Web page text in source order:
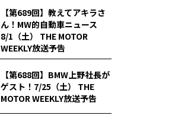
【第689回】教えてアキラさ
ん！MW的自動車ニュース
8/1（土） THE MOTOR
WEEKLY放送予告
【第688回】BMW上野社長が
ゲスト！7/25（土） THE
MOTOR WEEKLY放送予告